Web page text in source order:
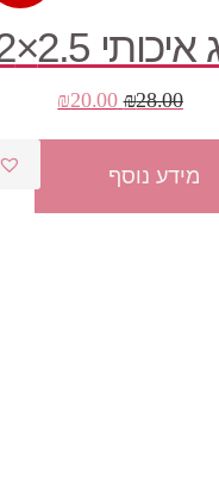
2.5×22
₪28.00
המחיר
₪28.00.
₪20.00 המחיר
₪20.00.
מידע נוסף